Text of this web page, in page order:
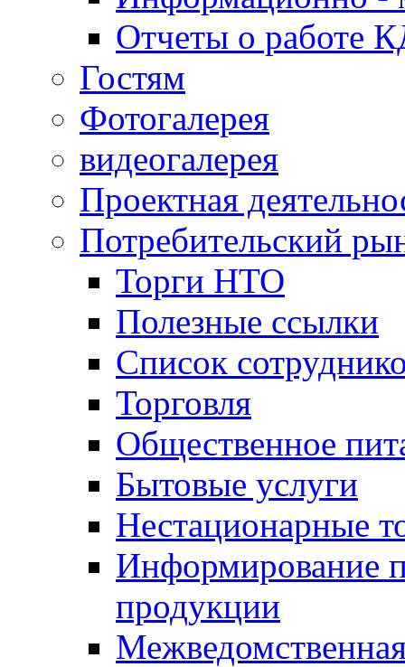
Отчеты о работе
Гостям
Фотогалерея
видеогалерея
Проектная
Потребительский
Торги НТО
Полезные ссылки
Список
Торговля
Общественное
Бытовые услуги
Нестационарные
Информирование
продукции